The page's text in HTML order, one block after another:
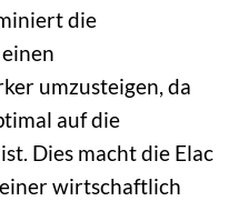
die
umzusteigen, da
auf die
Dies macht die Elac
wirtschaftlich